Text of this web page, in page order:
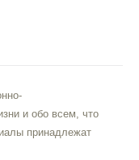
и обо всем, что
принадлежат